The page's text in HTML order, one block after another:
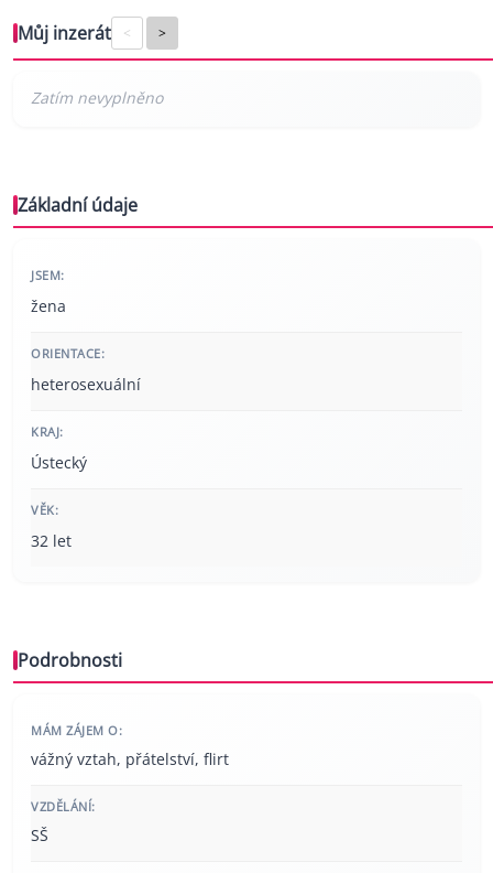
Můj inzerát < >
Základní údaje
JSEM:
žena
ORIENTACE:
heterosexuální
KRAJ:
Ústecký
VĚK:
32 let
Podrobnosti
MÁM ZÁJEM O:
vážný vztah, přátelství, flirt
VZDĚLÁNÍ:
SŠ